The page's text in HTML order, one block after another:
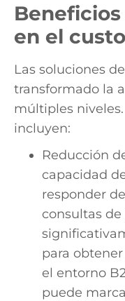
en el
Las soluciones
transformado la
múltiples
incluyen:
Reducción
capacidad
responder
consultas
para
el entorno
puede